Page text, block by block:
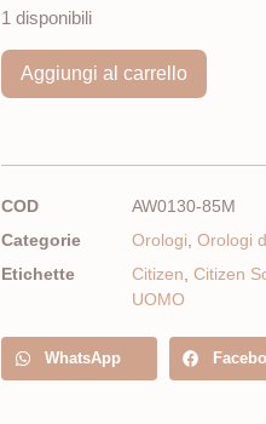
1 disponibili
Aggiungi al carrello
COD
AW0130-85M
Categorie
Orologi Orologi
Etichette
Citizen Citizen
UOMO
WhatsApp